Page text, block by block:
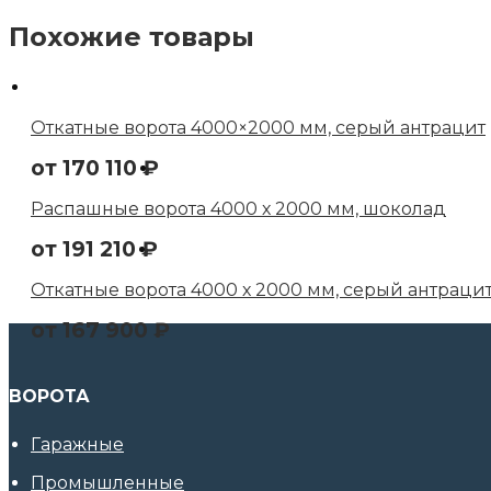
Похожие товары
Откатные ворота 4000×2000 мм, серый антрацит
от 170 110₽
Распашные ворота 4000 х 2000 мм, шоколад
от 191 210₽
Откатные ворота 4000 х 2000 мм, серый
от167 900₽
ВОРОТА
Гаражные
Промышленные